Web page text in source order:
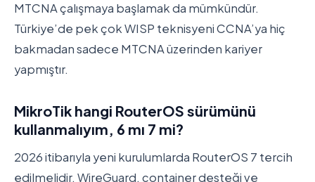
MTCNA çalışmaya başlamak da mümkündür.
Türkiye’de pek çok WISP teknisyeni CCNA’ya hiç
bakmadan sadece MTCNA üzerinden kariyer
yapmıştır.
MikroTik hangi RouterOS sürümünü
kullanmalıyım, 6 mı 7 mi?
2026 itibarıyla yeni kurulumlarda RouterOS 7 tercih
edilmelidir. WireGuard, container desteği ve